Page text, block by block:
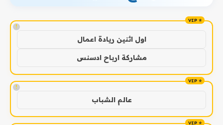
!
اول اثنين ريادة اعمال
مشاركة ارباح ادسنس
!
عالم الشباب